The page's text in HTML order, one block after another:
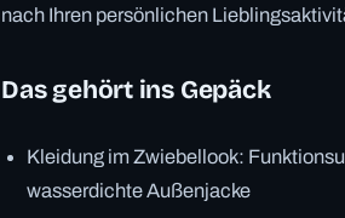
nach Ihren persönlichen
Das gehört ins Gepäck
Kleidung im Zwiebellook:
wasserdichte Außenjacke